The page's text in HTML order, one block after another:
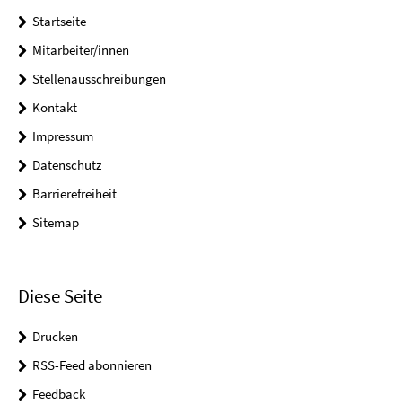
Startseite
Mitarbeiter/innen
Stellenausschreibungen
Kontakt
Impressum
Datenschutz
Barrierefreiheit
Sitemap
Diese Seite
Drucken
RSS-Feed abonnieren
Feedback